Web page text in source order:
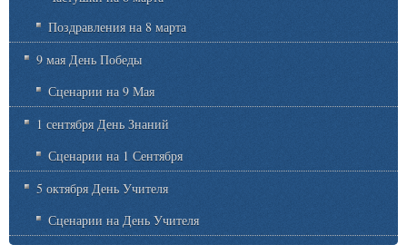
Поздравления на 8 марта
9 мая День Победы
Сценарии на 9 Мая
1 сентября День Знаний
Сценарии на 1 Сентября
5 октября День Учителя
Сценарии на День Учителя